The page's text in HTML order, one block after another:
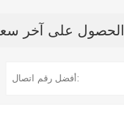
الحصول على آخر